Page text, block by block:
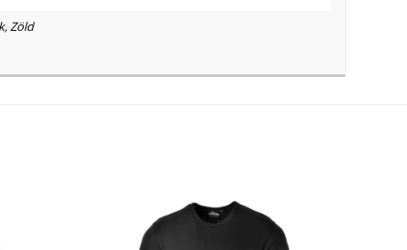
Zöld